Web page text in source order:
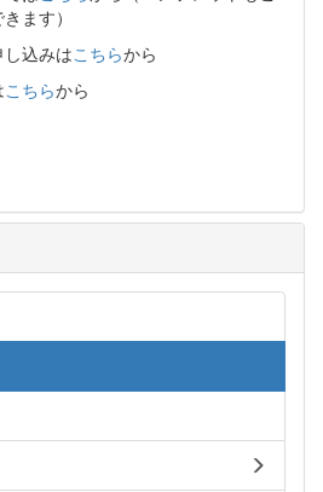
ます）
込みはこちらから
こちらから